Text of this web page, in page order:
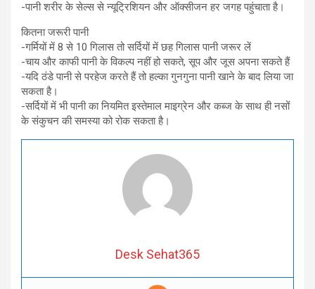
-पानी शरीर के सेल्स से न्यूट्रिशियन और ऑक्सीजन हर जगह पहुंचाता है।
कितना जरूरी पानी
-गर्मियों में 8 से 10 गिलास तो सर्दियों में छह गिलास पानी जरूर लें
-चाय और काफी पानी के विकल्प नहीं हो सकते, सूप और जूस अपना सकते हैं
-यदि ठंडे पानी से परहेज करते हैं तो हल्का गुनगुना पानी खाने के बाद लिया जा
सकता है।
-सर्दियों में भी पानी का नियमित इस्तेमाल माइग्रेन और कब्ज के साथ ही नसों
के संकुचन की समस्या को रोक सकता है।
Desk Sehat365